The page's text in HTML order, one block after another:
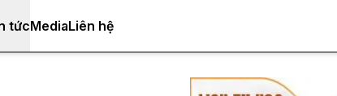
tứcMediaLiên hệ